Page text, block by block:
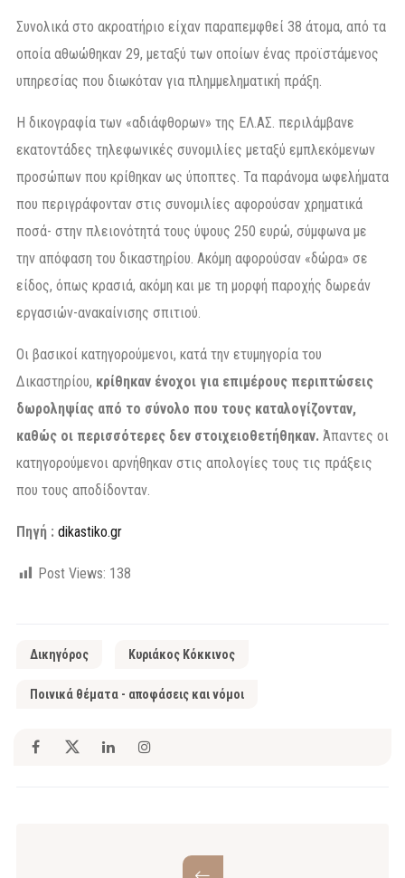
Συνολικά στο ακροατήριο είχαν παραπεμφθεί 38 άτομα, από τα
οποία αθωώθηκαν 29, μεταξύ των οποίων ένας προϊστάμενος
υπηρεσίας που διωκόταν για πλημμεληματική πράξη.
Η δικογραφία των «αδιάφθορων» της ΕΛ.ΑΣ. περιλάμβανε
εκατοντάδες τηλεφωνικές συνομιλίες μεταξύ εμπλεκόμενων
προσώπων που κρίθηκαν ως ύποπτες. Τα παράνομα ωφελήματα
που περιγράφονταν στις συνομιλίες αφορούσαν χρηματικά
ποσά- στην πλειονότητά τους ύψους 250 ευρώ, σύμφωνα με
την απόφαση του δικαστηρίου. Ακόμη αφορούσαν «δώρα» σε
είδος, όπως κρασιά, ακόμη και με τη μορφή παροχής δωρεάν
εργασιών-ανακαίνισης σπιτιού.
Οι βασικοί κατηγορούμενοι, κατά την ετυμηγορία του
Δικαστηρίου, κρίθηκαν ένοχοι για επιμέρους περιπτώσεις
δωροληψίας από το σύνολο που τους καταλογίζονταν,
καθώς οι περισσότερες δεν στοιχειοθετήθηκαν. Άπαντες οι
κατηγορούμενοι αρνήθηκαν στις απολογίες τους τις πράξεις
που τους αποδίδονταν.
Πηγή : dikastiko.gr
Post Views: 138
Δικηγόρος Κυριάκος Κόκκινος
Ποινικά θέματα - αποφάσεις και νόμοι